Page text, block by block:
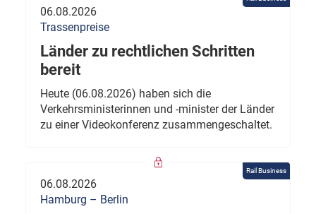
06.08.2026
Trassenpreise
Länder zu rechtlichen Schritten
bereit
Heute (06.08.2026) haben sich die
Verkehrsministerinnen und -minister der Länder
zu einer Videokonferenz zusammengeschaltet.
Rail Business
06.08.2026
Hamburg – Berlin